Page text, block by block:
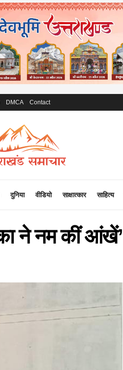
DMCA Contact
दुनिया वीडियो साक्षात्कार साहित्य
ने नम कीं आंखें’